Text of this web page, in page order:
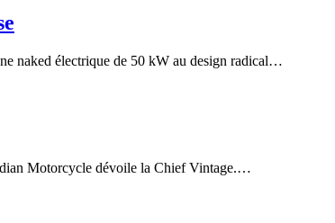
naked électrique de 50 kW au design radical…
Motorcycle dévoile la Chief Vintage.…